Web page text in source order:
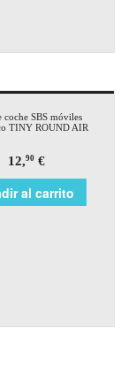
coche SBS móviles
TINY ROUND AIR
12,90€
al carrito